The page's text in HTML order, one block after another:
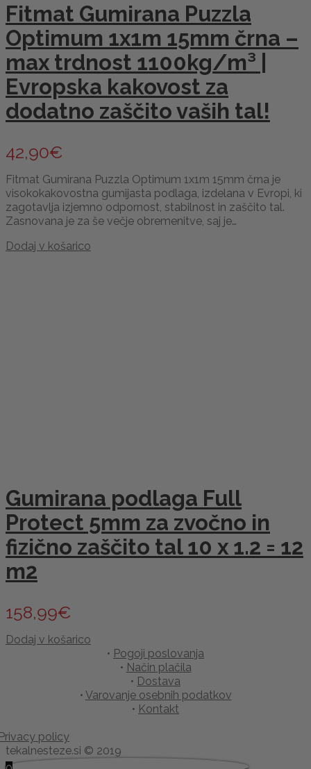
Fitmat Gumirana Puzzla
Optimum 1x1m 15mm črna –
max trdnost 1100kg/m³ |
Evropska kakovost za
dodatno zaščito vaših tal!
42,90€
Fitmat Gumirana Puzzla Optimum 1x1m 15mm črna je
visokokakovostna gumijasta podlaga, izdelana v Evropi, ki
zagotavlja izjemno odpornost, stabilnost in zaščito tal.
Zasnovana je za še večje obremenitve, saj je…
Dodaj v košarico
Gumirana podlaga Full
Protect 5mm za zvočno in
fizično zaščito tal 10 x 1.2 = 12
m2
158,99€
Dodaj v košarico
• Pogoji poslovanja
• Način plačila
• Dostava
• Varovanje osebnih podatkov
• Kontakt
policy
tekalnesteze.si © 2019